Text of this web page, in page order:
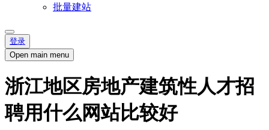
批量建站
登录
Open main menu
浙江地区房地产建筑性人才招
聘用什么网站比较好